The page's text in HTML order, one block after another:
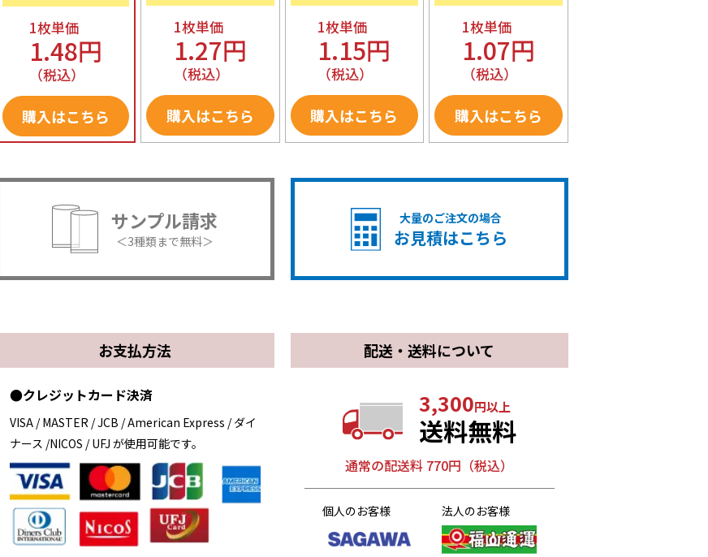
1枚単価
1.48円
（税込）
購入はこちら
1枚単価
1.27円
（税込）
購入はこちら
1枚単価
1.15円
（税込）
購入はこちら
1枚単価
1.07円
（税込）
購入はこちら
サンプル請求
＜3種類まで無料＞
大量のご注文の場合
お見積はこちら
お支払方法
●クレジットカード決済
VISA / MASTER / JCB / American Express / ダイ
ナース /NICOS / UFJ が使用可能です。
配送・送料について
3,300円以上
送料無料
通常の配送料 770円（税込）
個人のお客様 法人のお客様